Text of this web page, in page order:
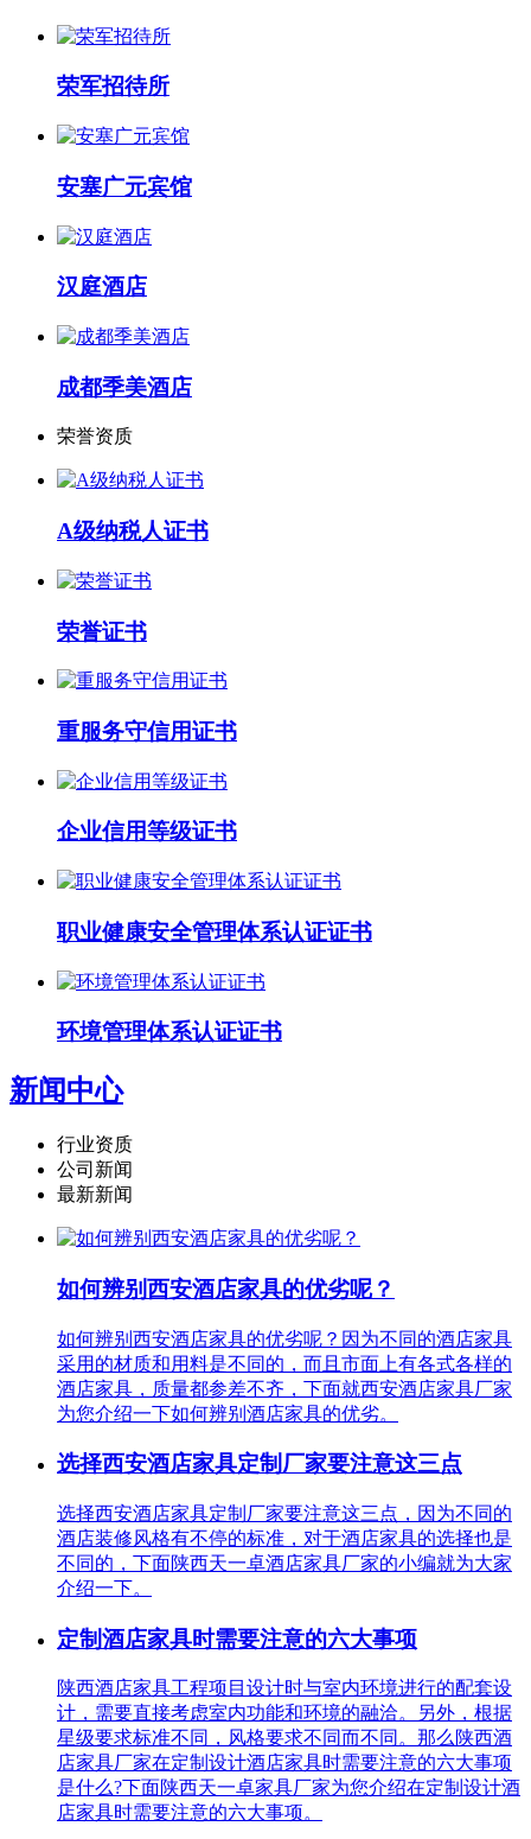
荣军招待所
安塞广元宾馆
汉庭酒店
成都季美酒店
荣誉资质
A级纳税人证书
荣誉证书
重服务守信用证书
企业信用等级证书
职业健康安全管理体系认证证书
环境管理体系认证证书
新闻中心
行业资质
公司新闻
最新新闻
如何辨别西安酒店家具的优劣呢？
如何辨别西安酒店家具的优劣呢？因为不同的酒店家具
采用的材质和用料是不同的，而且市面上有各式各样的
酒店家具，质量都参差不齐，下面就西安酒店家具厂家
为您介绍一下如何辨别酒店家具的优劣。
选择西安酒店家具定制厂家要注意这三点
选择西安酒店家具定制厂家要注意这三点，因为不同的
酒店装修风格有不停的标准，对于酒店家具的选择也是
不同的，下面陕西天一卓酒店家具厂家的小编就为大家
介绍一下。
定制酒店家具时需要注意的六大事项
陕西酒店家具工程项目设计时与室内环境进行的配套设
计，需要直接考虑室内功能和环境的融洽。另外，根据
星级要求标准不同，风格要求不同而不同。那么陕西酒
店家具厂家在定制设计酒店家具时需要注意的六大事项
是什么?下面陕西天一卓家具厂家为您介绍在定制设计酒
店家具时需要注意的六大事项。